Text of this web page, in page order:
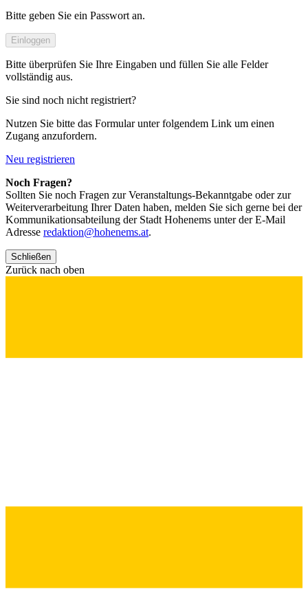
Bitte geben Sie ein Passwort an.
Einloggen
Bitte überprüfen Sie Ihre Eingaben und füllen Sie alle Felder
vollständig aus.
Sie sind noch nicht registriert?
Nutzen Sie bitte das Formular unter folgendem Link um einen
Zugang anzufordern.
Neu registrieren
Noch Fragen?
Sollten Sie noch Fragen zur Veranstaltungs-Bekanntgabe oder zur
Weiterverarbeitung Ihrer Daten haben, melden Sie sich gerne bei der
Kommunikationsabteilung der Stadt Hohenems unter der E-Mail
Adresse redaktion@hohenems.at.
Schließen
Zurück nach oben